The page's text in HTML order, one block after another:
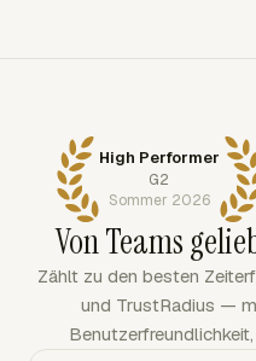
High Performer
G2
Sommer 2026
Von Teams
Zählt zu den besten
und TrustRadius —